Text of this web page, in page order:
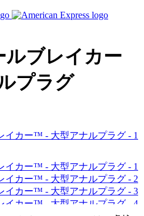
ブレイカー
プラグ